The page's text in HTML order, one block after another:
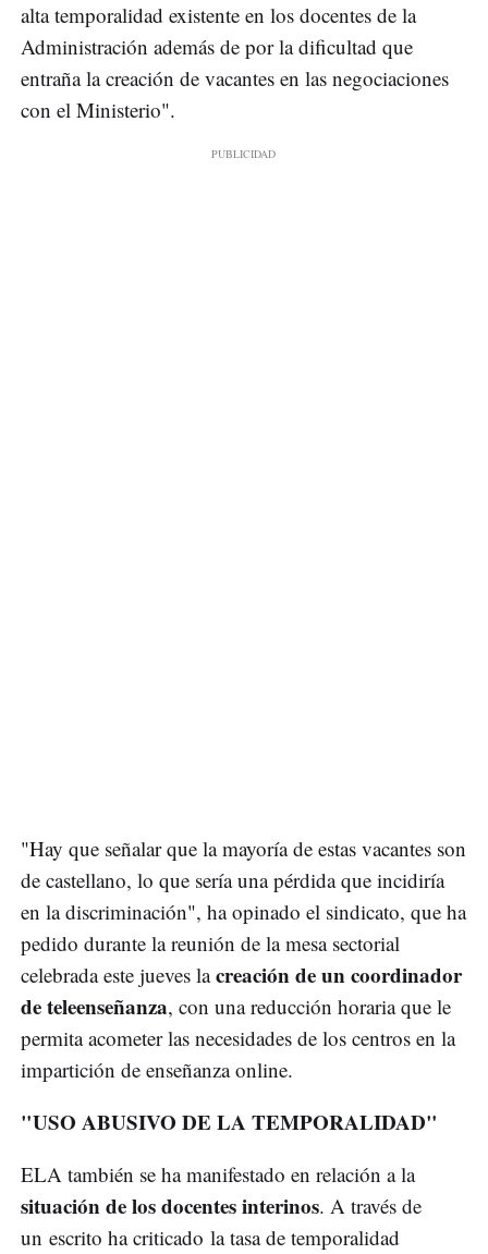
alta temporalidad existente en los docentes de la
Administración además de por la dificultad que
entraña la creación de vacantes en las negociaciones
con el Ministerio".
"Hay que señalar que la mayoría de estas vacantes son
de castellano, lo que sería una pérdida que incidiría
en la discriminación", ha opinado el sindicato, que ha
pedido durante la reunión de la mesa sectorial
celebrada este jueves lacreación de un coordinador
de teleenseñanza, con una reducción horaria que le
permita acometer las necesidades de los centros en la
impartición de enseñanza online.
"USO ABUSIVO DE LA TEMPORALIDAD"
ELA también se ha manifestado en relación a la
situación de los docentes interinos. A través de
un escrito ha criticado la tasa de temporalidad